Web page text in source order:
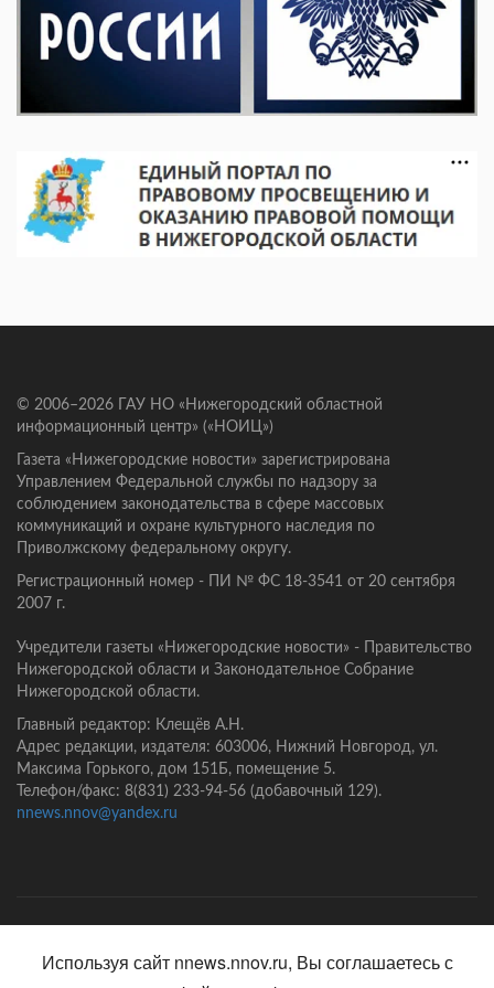
© 2006–2026 ГАУ НО «Нижегородский областной
информационный центр» («НОИЦ»)
Газета «Нижегородские новости» зарегистрирована
Управлением Федеральной службы по надзору за
соблюдением законодательства в сфере массовых
коммуникаций и охране культурного наследия по
Приволжскому федеральному округу.
Регистрационный номер - ПИ № ФС 18-3541 от 20 сентября
2007 г.
Учредители газеты «Нижегородские новости» - Правительство
Нижегородской области и Законодательное Собрание
Нижегородской области.
Главный редактор: Клещёв А.Н.
Адрес редакции, издателя: 603006, Нижний Новгород, ул.
Максима Горького, дом 151Б, помещение 5.
Телефон/факс: 8(831) 233-94-56 (добавочный 129).
nnews.nnov@yandex.ru
Используя сайт nnews.nnov.ru, Вы соглашаетесь с